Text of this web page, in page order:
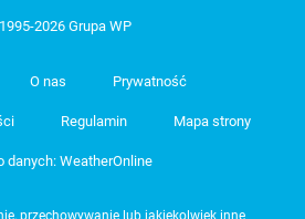
2026 Grupa WP
O nas Prywatność
Regulamin Mapa strony
danych: WeatherOnline
przechowywanie lub jakiekolwiek inne